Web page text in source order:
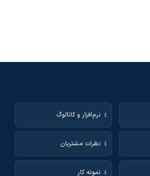
نرم‌افزار و کاتالوگ
نظرات مشتریان
نمونه کار